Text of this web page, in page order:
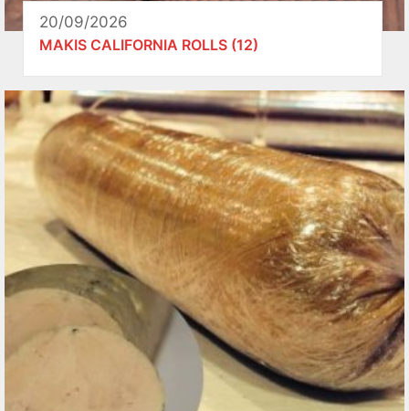
20/09/2026
MAKIS CALIFORNIA ROLLS (12)